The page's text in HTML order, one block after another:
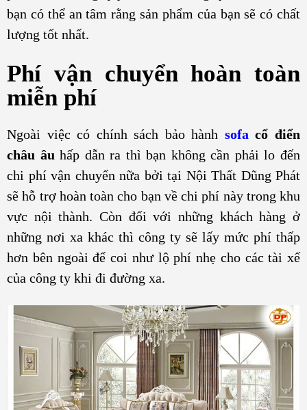
bạn có thể an tâm rằng sản phẩm của bạn sẽ có chất
lượng tốt nhất.
Phí vận chuyển hoàn toàn
miễn phí
Ngoài việc có chính sách bảo hành sofa cổ điển
châu âu hấp dẫn ra thì bạn không cần phải lo đến
chi phí vận chuyển nữa bởi tại Nội Thất Dũng Phát
sẽ hỗ trợ hoàn toàn cho bạn về chi phí này trong khu
vực nội thành. Còn đối với những khách hàng ở
những nơi xa khác thì công ty sẽ lấy mức phí thấp
hơn bên ngoài để coi như lộ phí nhẹ cho các tài xế
của công ty khi đi đường xa.